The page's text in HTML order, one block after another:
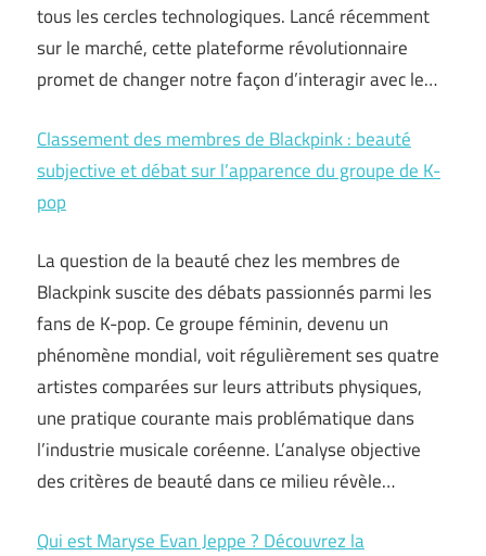
tous les cercles technologiques. Lancé récemment
sur le marché, cette plateforme révolutionnaire
promet de changer notre façon d’interagir avec le…
Classement des membres de Blackpink : beauté
subjective et débat sur l’apparence du groupe de K-
pop
La question de la beauté chez les membres de
Blackpink suscite des débats passionnés parmi les
fans de K-pop. Ce groupe féminin, devenu un
phénomène mondial, voit régulièrement ses quatre
artistes comparées sur leurs attributs physiques,
une pratique courante mais problématique dans
l’industrie musicale coréenne. L’analyse objective
des critères de beauté dans ce milieu révèle…
Qui est Maryse Evan Jeppe ? Découvrez la